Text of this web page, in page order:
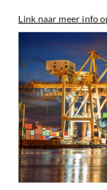
Link naar meer info